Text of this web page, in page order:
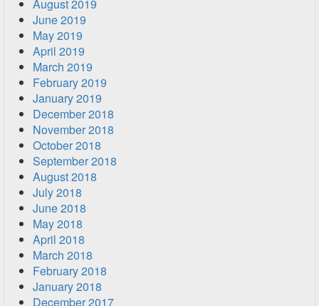
August 2019
June 2019
May 2019
April 2019
March 2019
February 2019
January 2019
December 2018
November 2018
October 2018
September 2018
August 2018
July 2018
June 2018
May 2018
April 2018
March 2018
February 2018
January 2018
December 2017